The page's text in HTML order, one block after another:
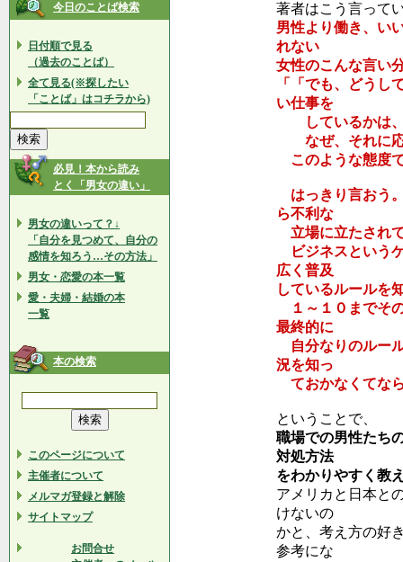
今日のことば検索
日付順で見る
（過去のことば）
全て見る(※探したい
「ことば」はコチラから)
必見！本から読み
とく「男女の違い」
男女の違いって？↓
「自分を見つめて、自分の
感情を知ろう…その方法」
男女・恋愛の本一覧
愛・夫婦・結婚の本
一覧
本の検索
このページについて
主催者について
メルマガ登録と解除
サイトマップ
お問合せ
著者はこう言って
男性より働き、い
れない
女性のこんな言い
「「でも、どうし
い仕事を
しているかは、
なぜ、それに応
このような態度
はっきり言おう
ら不利な
立場に立たされ
ビジネスという
広く普及
しているルールを
１～１０までそ
最終的に
自分なりのルー
況を知っ
ておかなくてな
ということで、
職場での男性たち
対処方法
をわかりやすく教
アメリカと日本と
けないの
かと、考え方の好
参考にな